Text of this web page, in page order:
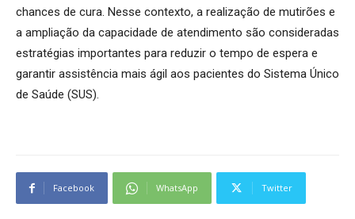
chances de cura. Nesse contexto, a realização de mutirões e
a ampliação da capacidade de atendimento são consideradas
estratégias importantes para reduzir o tempo de espera e
garantir assistência mais ágil aos pacientes do Sistema Único
de Saúde (SUS).
Facebook WhatsApp Twitter